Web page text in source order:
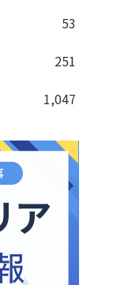
53
251
1,047